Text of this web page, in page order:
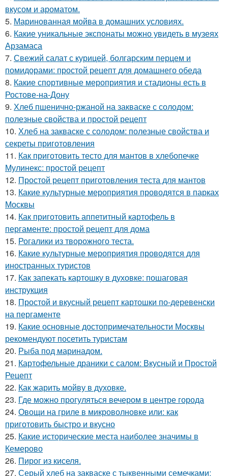
вкусом и ароматом.
5. Маринованная мойва в домашних условиях.
6. Какие уникальные экспонаты можно увидеть в музеях
Арзамаса
7. Свежий салат с курицей, болгарским перцем и
помидорами: простой рецепт для домашнего обеда
8. Какие спортивные мероприятия и стадионы есть в
Ростове-на-Дону
9. Хлеб пшенично-ржаной на закваске с солодом:
полезные свойства и простой рецепт
10. Хлеб на закваске с солодом: полезные свойства и
секреты приготовления
11. Как приготовить тесто для мантов в хлебопечке
Мулинекс: простой рецепт
12. Простой рецепт приготовления теста для мантов
13. Какие культурные мероприятия проводятся в парках
Москвы
14. Как приготовить аппетитный картофель в
пергаменте: простой рецепт для дома
15. Рогалики из творожного теста.
16. Какие культурные мероприятия проводятся для
иностранных туристов
17. Как запекать картошку в духовке: пошаговая
инструкция
18. Простой и вкусный рецепт картошки по-деревенски
на пергаменте
19. Какие основные достопримечательности Москвы
рекомендуют посетить туристам
20. Рыба под маринадом.
21. Картофельные драники с салом: Вкусный и Простой
Рецепт
22. Как жарить мойву в духовке.
23. Где можно прогуляться вечером в центре города
24. Овощи на гриле в микроволновке или: как
приготовить быстро и вкусно
25. Какие исторические места наиболее значимы в
Кемерово
26. Пирог из киселя.
27. Серый хлеб на закваске с тыквенными семечками: